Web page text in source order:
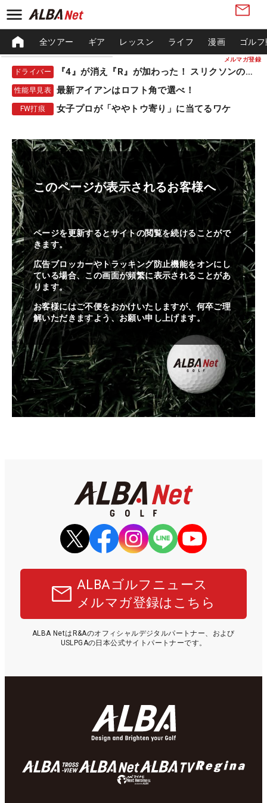
メルマガ登録
全ツアー ギア レッスン ライフ 漫画 ゴル
ドライバー 『4』が消え『R』が加わった！ スリクソンの新作
性能早見表 最新アイアンはロフト角で選べ！
FW打痕 女子プロが「ややトウ寄り」に当てるワケ
このページが表示されるお客様へ
ページを更新するとサイトの閲覧を続けることがで
きます。
広告ブロッカーやトラッキング防止機能をオンにし
ている場合、この画面が頻繁に表示されることがあ
ります。
お客様にはご不便をおかけいたしますが、何卒ご理
解いただきますよう、お願い申し上げます。
ALBAゴルフニュース
メルマガ登録はこちら
ALBA NetはR&Aのオフィシャルデジタルパートナー、および
USLPGAの日本公式サイトパートナーです。